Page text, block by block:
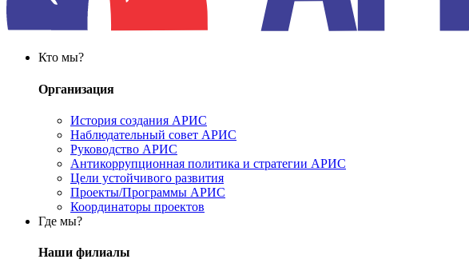
Кто мы?
Организация
История создания АРИС
Наблюдательный совет АРИС
Руководство АРИС
Антикоррупционная политика и стратегии АРИС
Цели устойчивого развития
Проекты/Программы АРИС
Координаторы проектов
Где мы?
Наши филиалы